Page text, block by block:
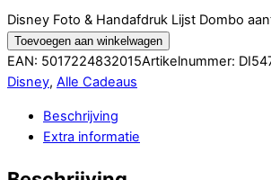
Disney Foto & Handafdruk Lijst Dombo
Toevoegen aan winkelwagen
EAN: 5017224832015Artikelnummer:
Disney, Alle Cadeaus
Beschrijving
Extra informatie